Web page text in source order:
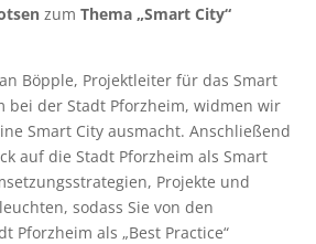
zumThema „Smart City“
Böpple, Projektleiter für das Smart
bei der Stadt Pforzheim, widmen wir
Smart City ausmacht. Anschließend
auf die Stadt Pforzheim als Smart
Projekte und
sodass Sie von den
Pforzheim als „Best Practice“